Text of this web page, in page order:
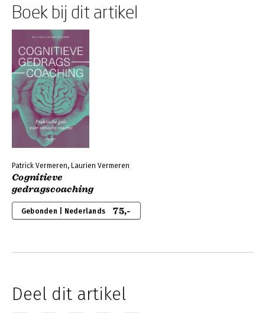
Boek bij dit artikel
Patrick Vermeren, Laurien Vermeren
Cognitieve
gedragscoaching
Gebonden | Nederlands 75,-
Deel dit artikel